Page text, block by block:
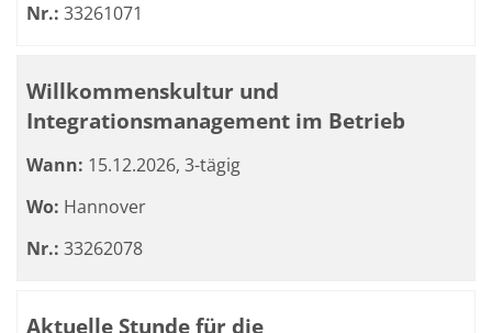
Nr.: 33261071
Willkommenskultur und
Integrationsmanagement im Betrieb
Wann: 15.12.2026, 3-tägig
Wo: Hannover
Nr.: 33262078
Aktuelle Stunde für die